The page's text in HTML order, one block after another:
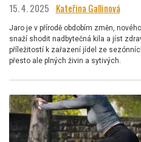
15. 4. 2025 Kateřina Gallinová
Jaro je v přírodě obdobím změn,
snaží shodit nadbytečná kila a jíst
příležitostí k zařazení jídel ze
přesto ale plných živin a sytivých.